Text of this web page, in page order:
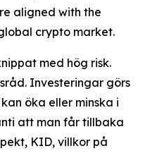
aligned with the
crypto market.
med hög risk.
Investeringar görs
öka eller minska i
att man får tillbaka
KID, villkor på